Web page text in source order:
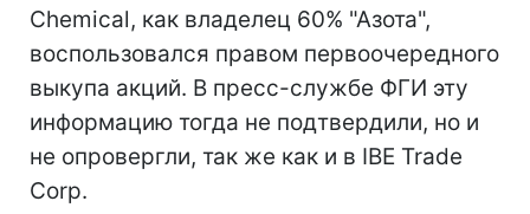
Chemical, как владелец 60% "Азота",
воспользовался правом первоочередного
выкупа акций. В пресс-службе ФГИ эту
информацию тогда не подтвердили, но и
не опровергли, так же как и в IBE Trade
Corp.